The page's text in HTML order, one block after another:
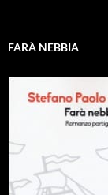
FARÀ NEBBIA